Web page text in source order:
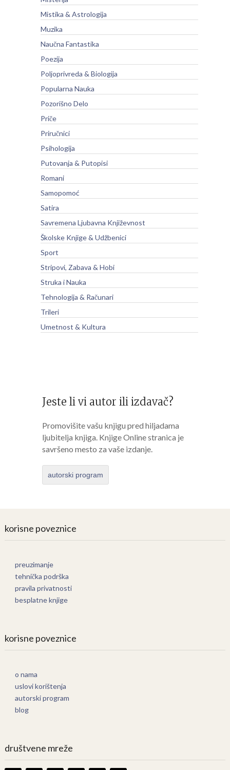
Mistika & Astrologija
Muzika
Naučna Fantastika
Poezija
Poljoprivreda & Biologija
Popularna Nauka
Pozorišno Delo
Priče
Priručnici
Psihologija
Putovanja & Putopisi
Romani
Samopomoć
Satira
Savremena Ljubavna Književnost
Školske Knjige & Udžbenici
Sport
Stripovi, Zabava & Hobi
Struka i Nauka
Tehnologija & Računari
Trileri
Umetnost & Kultura
Jeste li vi autor ili izdavač?
Promovišite vašu knjigu pred hiljadama
ljubitelja knjiga. Knjige Online stranica je
savršeno mesto za vaše izdanje.
autorski program
korisne poveznice
preuzimanje
tehnička podrška
pravila privatnosti
besplatne knjige
korisne poveznice
o nama
uslovi korištenja
autorski program
blog
društvene mreže